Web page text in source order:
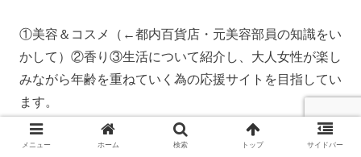
①美容＆コスメ（←都内百貨店・元美容部員の知識をい
かして）②香り③生活について紹介し、大人女性が楽し
みながら年齢を重ねていく為の応援サイトを目指してい
ます。
また読んで頂けたら嬉しいです！！
メニュー ホーム 検索 トップ サイドバー